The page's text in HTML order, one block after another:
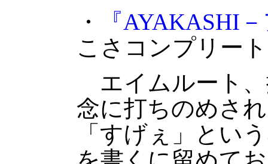
・
『AYAKASHI
こさコンプリー
エイムルート
念に打ちのめさ
「すげぇ」とい